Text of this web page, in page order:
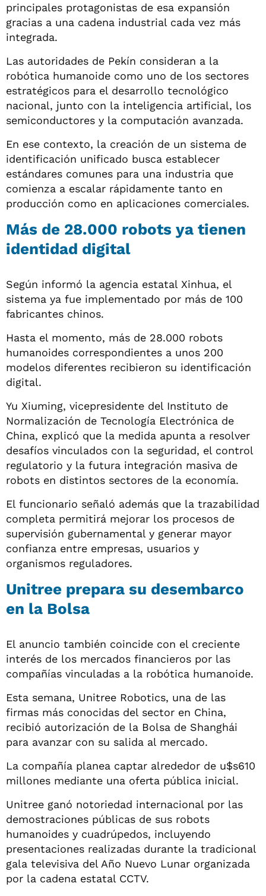
principales protagonistas de esa expansión
gracias a una cadena industrial cada vez más
integrada.
Las autoridades de Pekín consideran a la
robótica humanoide como uno de los sectores
estratégicos para el desarrollo tecnológico
nacional, junto con la inteligencia artificial, los
semiconductores y la computación avanzada.
En ese contexto, la creación de un sistema de
identificación unificado busca establecer
estándares comunes para una industria que
comienza a escalar rápidamente tanto en
producción como en aplicaciones comerciales.
Más de 28.000 robots ya tienen
identidad digital
Según informó la agencia estatal Xinhua, el
sistema ya fue implementado por más de 100
fabricantes chinos.
Hasta el momento, más de 28.000 robots
humanoides correspondientes a unos 200
modelos diferentes recibieron su identificación
digital.
Yu Xiuming, vicepresidente del Instituto de
Normalización de Tecnología Electrónica de
China, explicó que la medida apunta a resolver
desafíos vinculados con la seguridad, el control
regulatorio y la futura integración masiva de
robots en distintos sectores de la economía.
El funcionario señaló además que la trazabilidad
completa permitirá mejorar los procesos de
supervisión gubernamental y generar mayor
confianza entre empresas, usuarios y
organismos reguladores.
Unitree prepara su desembarco
en la Bolsa
El anuncio también coincide con el creciente
interés de los mercados financieros por las
compañías vinculadas a la robótica humanoide.
Esta semana, Unitree Robotics, una de las
firmas más conocidas del sector en China,
recibió autorización de la Bolsa de Shanghái
para avanzar con su salida al mercado.
La compañía planea captar alrededor de u$s610
millones mediante una oferta pública inicial.
Unitree ganó notoriedad internacional por las
demostraciones públicas de sus robots
humanoides y cuadrúpedos, incluyendo
presentaciones realizadas durante la tradicional
gala televisiva del Año Nuevo Lunar organizada
por la cadena estatal CCTV.